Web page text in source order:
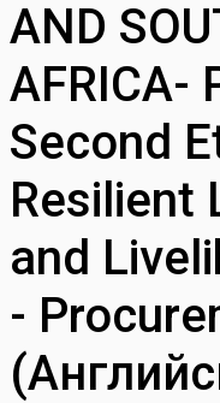
AND
AFRICA-
Second
Resilient
and
-